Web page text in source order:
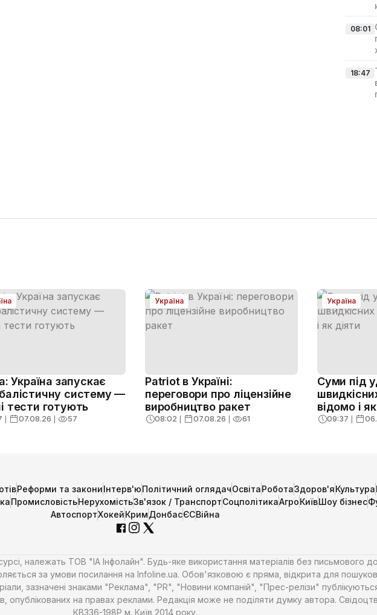
08:01
18:47
Україна запускає
систему —
тести готують
❘ 07.08.26 ❘ 57
Україна
Patriot в Україні:
переговори про ліцензійне
виробництво ракет
08:02 ❘ 07.08.26 ❘ 61
Україна
Суми під
відомо і
09:37 ❘
Реформи та закониІнтерв'юПолітичний оглядачОсвітаРоботаЗдоров'яКультура
ПромисловістьНерухомістьЗв'язок / ТранспортСоцполітикаАгроКиївШоу бізнес
АвтоспортХокейКримДонбасЄСВійна
належать ТОВ "ІА Інфолайн". Будь-яке використання матеріалів без письмового
за умови посилання на Infoline.ua. Обов'язковою є пряма, відкрита для
зазначені знаками "Реклама", "PR", "Новини компаній", "Прес-релізи"
опублікованих на правах реклами. Редакція може не поділяти думку автора.
КВ336-198Р м. Київ 2014 року.